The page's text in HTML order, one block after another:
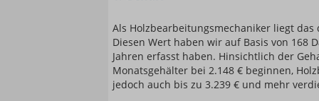
Als Holzbearbeitungsmechaniker liegt
Diesen Wert haben wir auf Basis von 168
Jahren erfasst haben. Hinsichtlich der
Monatsgehälter bei 2.148 € beginnen,
jedoch auch bis zu 3.239 € und mehr